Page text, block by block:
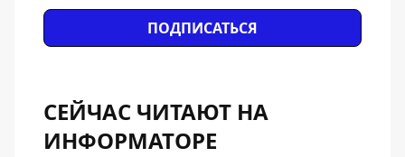
ПОДПИСАТЬСЯ
СЕЙЧАС ЧИТАЮТ НА
ИНФОРМАТОРЕ